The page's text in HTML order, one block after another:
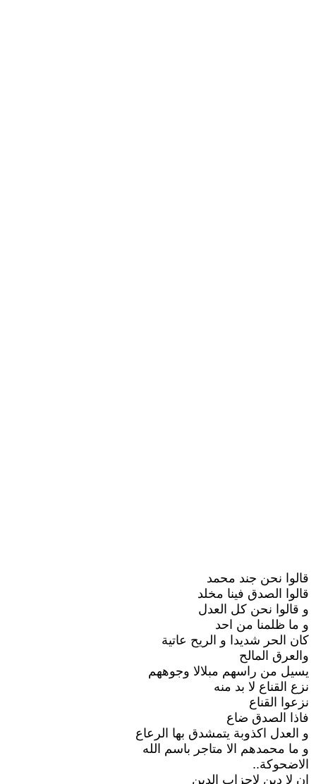
قالوا نحن جند محمد
قالوا الصدق فينا مخلد
و قالوا نحن كل العدل
و ما ظلمنا من احد
كان الحر شديدا و الريح عاتية
والعرق المالح
يسيل من راسهم مبلالا وجوههم
نزع القناع لا بد منه
نزعوا القناع
فاذا الصدق ضاع
و العدل اكذوبة يتمشدق بها الرعاع
و ما محمدهم الا متاجر باسم الله
الاضحوكة..
ان لا دين لاحزاب الدين